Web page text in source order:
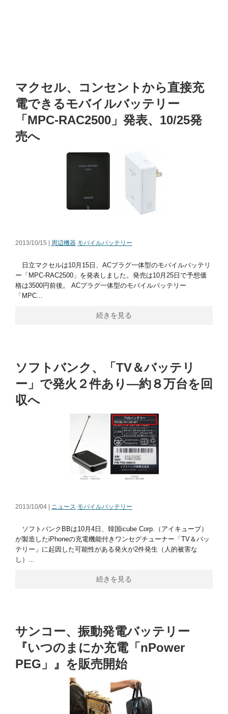
マクセル、コンセントから直接充
電できるモバイルバッテリー
「MPC-RAC2500」発表、10/25発
売へ
2013/10/15 | 周辺機器 モバイルバッテリー
日立マクセルは10月15日、ACプラグ一体型のモバイルバッテリ
ー「MPC-RAC2500」を発表しました。発売は10月25日で予想価
格は3500円前後。 ACプラグ一体型のモバイルバッテリー
「MPC...
続きを見る
ソフトバンク、「TV＆バッテリ
ー」で発火２件あり―約８万台を回
収へ
2013/10/04 | ニュース モバイルバッテリー
ソフトバンクBBは10月4日、韓国icube Corp.（アイキューブ）
が製造したiPhoneの充電機能付きワンセグチューナー「TV＆バッ
テリー」に起因した可能性がある発火が2件発生（人的被害な
し）...
続きを見る
サンコー、振動発電バッテリー
『いつのまにか充電「nPower
PEG」』を販売開始